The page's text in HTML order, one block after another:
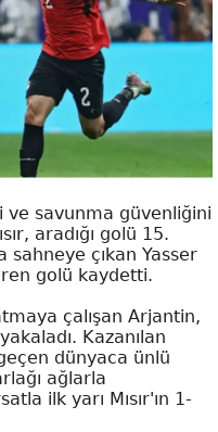
ve savunma güvenliğini
aradığı golü 15.
çıkan Yasser
golü kaydetti.
çalışan Arjantin,
Kazanılan
dünyaca ünlü
ağlarla
ilk yarı Mısır'ın 1-